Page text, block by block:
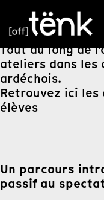
Tout au long de
ateliers dans les
ardéchois.
Retrouvez ici
élèves
Un parcours
passif au